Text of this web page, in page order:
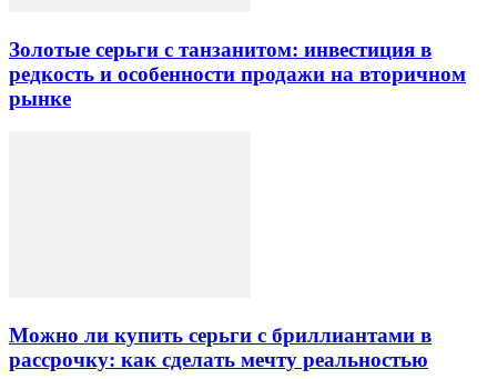
Золотые серьги с танзанитом: инвестиция в
редкость и особенности продажи на вторичном
рынке
Можно ли купить серьги с бриллиантами в
рассрочку: как сделать мечту реальностью